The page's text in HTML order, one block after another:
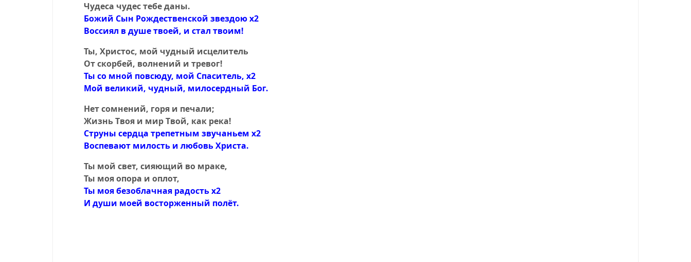
Чудеса чудес тебе даны.
Божий Сын Pождественской звездою х2
Воссиял в душе твоей, и стал твоим!
Ты, Христос, мой чудный исцелитель
От скорбей, волнений и тревог!
Ты со мной повсюду, мой Спаситель, х2
Мой великий, чудный, милосердный Бог.
Нет сомнений, горя и печали;
Жизнь Tвоя и мир Tвой, как река!
Струны сердца трепетным звучаньем х2
Воспевают милость и любовь Христа.
Ты мой свет, сияющий во мраке,
Ты моя опора и оплот,
Ты моя безоблачная радость х2
И души моей восторженный полёт.